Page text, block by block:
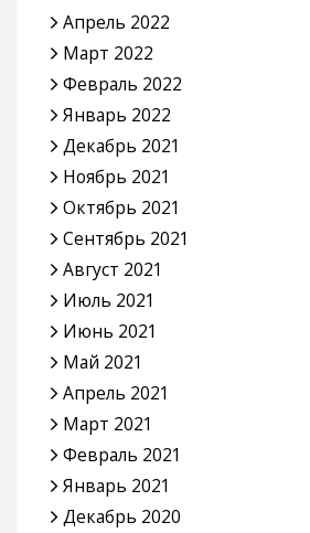
Апрель 2022
Март 2022
Февраль 2022
Январь 2022
Декабрь 2021
Ноябрь 2021
Октябрь 2021
Сентябрь 2021
Август 2021
Июль 2021
Июнь 2021
Май 2021
Апрель 2021
Март 2021
Февраль 2021
Январь 2021
Декабрь 2020